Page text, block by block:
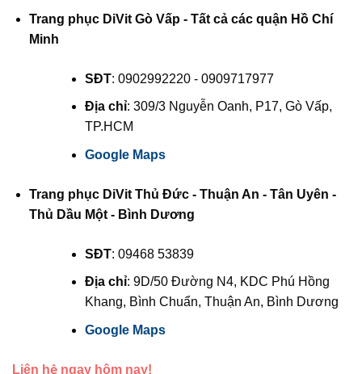
Trang phục DiVit Gò Vấp - Tất cả các quận Hồ Chí
Minh
SĐT: 0902992220 - 0909717977
Địa chỉ: 309/3 Nguyễn Oanh, P17, Gò Vấp,
TP.HCM
Google Maps
Trang phục DiVit Thủ Đức - Thuận An - Tân Uyên -
Thủ Dầu Một - Bình Dương
SĐT: 09468 53839
Địa chỉ: 9D/50 Đường N4, KDC Phú Hồng
Khang, Bình Chuẩn, Thuận An, Bình Dương
Google Maps
Liên hệ ngay hôm nay!